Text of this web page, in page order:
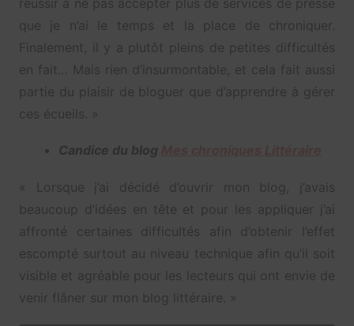
que je n’ai le temps et la place de chroniquer.
Finalement, il y a plutôt pleins de petites difficultés
en fait… Mais rien d’insurmontable, et cela fait aussi
partie du plaisir de bloguer que d’apprendre à gérer
ces écueils. »
Candice du blog
« Lorsque j’ai décidé d’ouvrir mon blog, j’avais
beaucoup d’idées en tête et pour les appliquer j’ai
affronté certaines difficultés afin d’obtenir l’effet
escompté surtout au niveau technique afin qu’il soit
visible et agréable pour les lecteurs qui ont envie de
venir flâner sur mon blog littéraire. »